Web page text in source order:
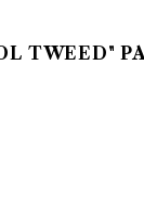
TWEED"